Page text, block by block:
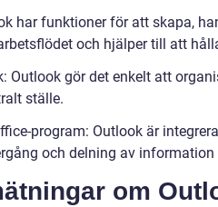
har funktioner för att skapa,
och hjälper till att
Outlook gör det enkelt att
ställe.
program: Outlook är
och delning av
om